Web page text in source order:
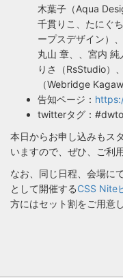
木葉子（Aqua
千貫りこ、たにぐ
ープスデザイン）
丸山 章、、宮内
りさ（RsStudio）
（Webridge
告知ページ：
twitterタグ：
本日からお申し込みもス
いますので、ぜひ、ご利
なお、同じ日程、会場に
として開催するCSS Nite
方にはセット割をご用意